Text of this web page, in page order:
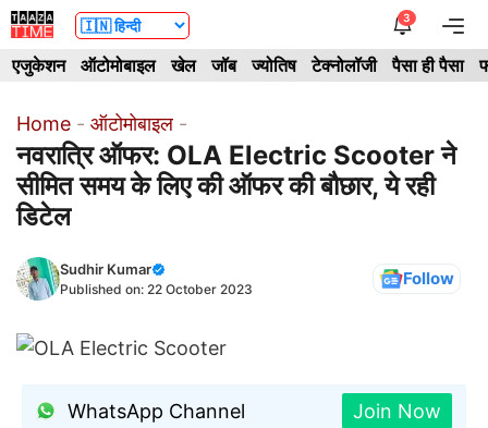
Skip
to
content
3
एजुकेशन ऑटोमोबाइल खेल जॉब ज्योतिष टेक्नोलॉजी पैसा ही पैसा
Home - ऑटोमोबाइल -
नवरात्रि ऑफर: OLA Electric Scooter ने
सीमित समय के लिए की ऑफर की बौछार, ये रही
डिटेल
Sudhir Kumar
Published on: 22 October 2023 Follow
WhatsApp Channel Join Now